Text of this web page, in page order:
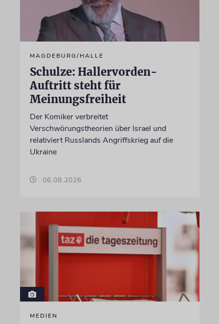
MAGDEBURG/HALLE
Schulze: Hallervorden-
Auftritt steht für
Meinungsfreiheit
Der Komiker verbreitet
Verschwörungstheorien über Israel und
relativiert Russlands Angriffskrieg auf die
Ukraine
06.08.2026
MEDIEN